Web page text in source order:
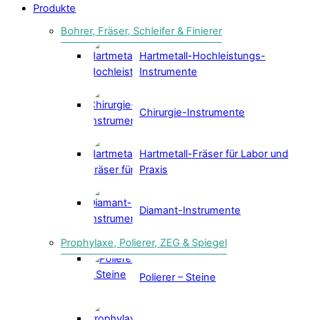
Produkte
Bohrer, Fräser, Schleifer & Finierer
Hartmetall-Hochleistungs-
Instrumente
Chirurgie-Instrumente
Hartmetall-Fräser für Labor und
Praxis
Diamant-Instrumente
Prophylaxe, Polierer, ZEG & Spiegel
Polierer – Steine